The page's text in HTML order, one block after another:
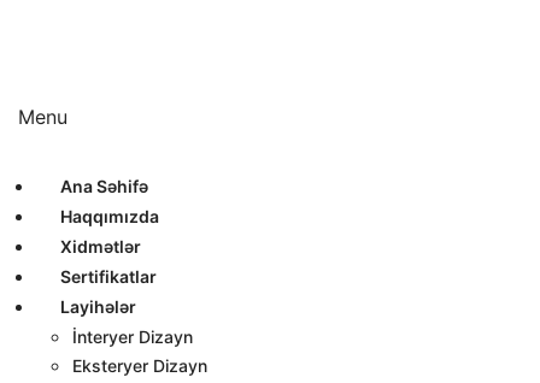
Menu
Ana Səhifə
Haqqımızda
Xidmətlər
Sertifikatlar
Layihələr
İnteryer Dizayn
Eksteryer Dizayn